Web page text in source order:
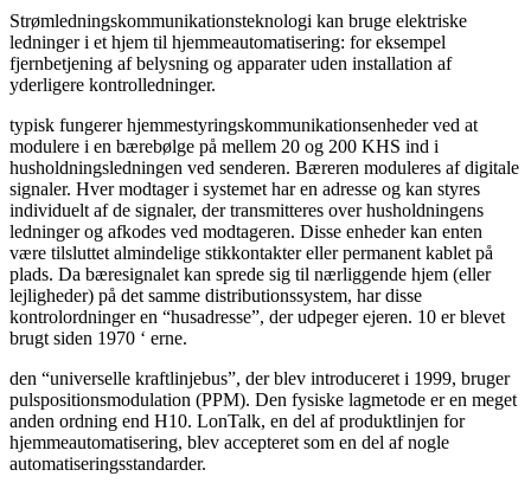
Strømledningskommunikationsteknologi kan bruge elektriske
ledninger i et hjem til hjemmeautomatisering: for eksempel
fjernbetjening af belysning og apparater uden installation af
yderligere kontrolledninger.
typisk fungerer hjemmestyringskommunikationsenheder ved at
modulere i en bærebølge på mellem 20 og 200 KHS ind i
husholdningsledningen ved senderen. Bæreren moduleres af digitale
signaler. Hver modtager i systemet har en adresse og kan styres
individuelt af de signaler, der transmitteres over husholdningens
ledninger og afkodes ved modtageren. Disse enheder kan enten
være tilsluttet almindelige stikkontakter eller permanent kablet på
plads. Da bæresignalet kan sprede sig til nærliggende hjem (eller
lejligheder) på det samme distributionssystem, har disse
kontrolordninger en “husadresse”, der udpeger ejeren. 10 er blevet
brugt siden 1970 ‘ erne.
den “universelle kraftlinjebus”, der blev introduceret i 1999, bruger
pulspositionsmodulation (PPM). Den fysiske lagmetode er en meget
anden ordning end H10. LonTalk, en del af produktlinjen for
hjemmeautomatisering, blev accepteret som en del af nogle
automatiseringsstandarder.